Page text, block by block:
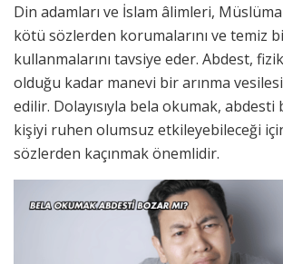
Din adamları ve İslam âlimleri,
kötü sözlerden korumalarını ve temiz
kullanmalarını tavsiye eder. Abdest,
olduğu kadar manevi bir arınma
edilir. Dolayısıyla bela okumak, abdesti
kişiyi ruhen olumsuz etkileyebileceği
sözlerden kaçınmak önemlidir.